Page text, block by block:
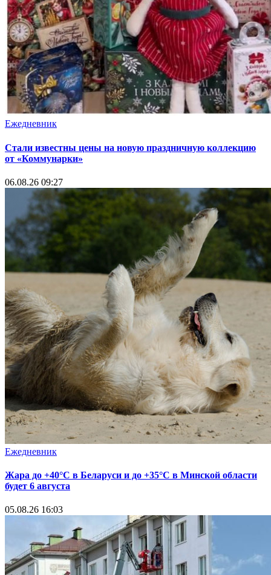
Ежедневник
Стали известны цены на новую праздничную коллекцию
от «Коммунарки»
06.08.26 09:27
Ежедневник
Жара до +40°С в Беларуси и до +35°С в Минской области
будет 6 августа
05.08.26 16:03